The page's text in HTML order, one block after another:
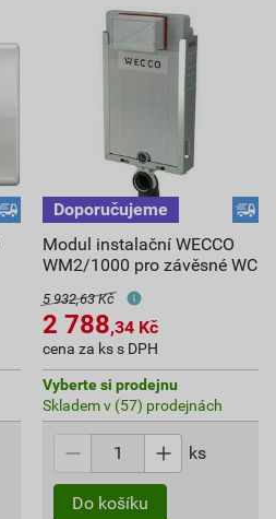
Modul instalační WECCO
WM2/1000 pro závěsné WC
5 932,63 Kč
2 788,34 Kč
cena za ks s DPH
Vyberte si prodejnu
Skladem v (57) prodejnách
ks
Do košíku